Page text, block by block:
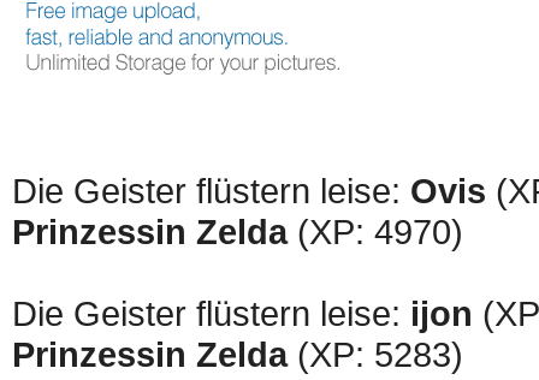
Die Geister flüstern leise: Ovis
Prinzessin Zelda(XP: 4970)
Die Geister flüstern leise: ijon
Prinzessin Zelda(XP: 5283)